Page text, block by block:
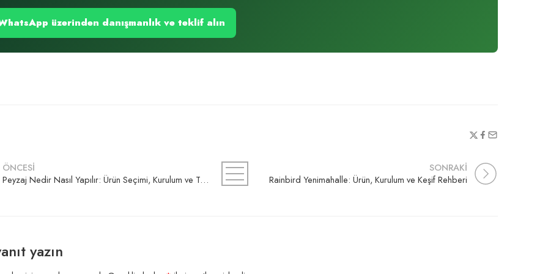
üzerinden danışmanlık ve teklif alın
ÖNCESİ
Peyzaj Nedir Nasıl Yapılır: Ürün Seçimi, Kurulum ve Teklif Rehberi
SONRAKİ
Rainbird Yenimahalle: Ürün, Kurulum ve Keşif Rehberi
yazın